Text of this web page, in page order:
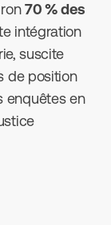
70 % des
intégration
suscite
de position
enquêtes en